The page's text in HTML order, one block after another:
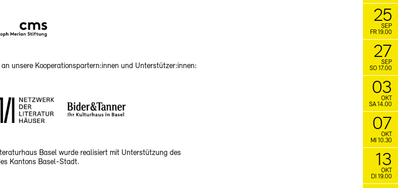
unsere Kooperationspartern:innen und Unterstützer:innen:
Basel wurde realisiert mit Unterstützung des
Kantons Basel-Stadt.
25
SEP
FR 19.00
27
SEP
SO 17.00
03
OKT
SA 14.00
07
OKT
MI 10.30
13
OKT
DI 19.00